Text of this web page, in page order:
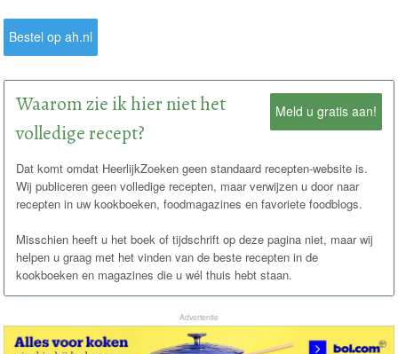
Bestel op ah.nl
Meld u gratis aan!
Waarom zie ik hier niet het
volledige recept?
Dat komt omdat HeerlijkZoeken geen standaard recepten-website is.
Wij publiceren geen volledige recepten, maar verwijzen u door naar
recepten in uw kookboeken, foodmagazines en favoriete foodblogs.
Misschien heeft u het boek of tijdschrift op deze pagina niet, maar wij
helpen u graag met het vinden van de beste recepten in de
kookboeken en magazines die u wél thuis hebt staan.
Advertentie